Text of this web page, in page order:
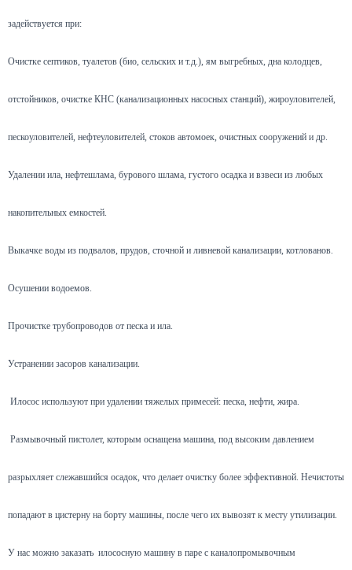
задействуется при:
Очистке септиков, туалетов (био, сельских и т.д.), ям выгребных, дна колодцев,
отстойников, очистке КНС (канализационных насосных станций), жироуловителей,
пескоуловителей, нефтеуловителей, стоков автомоек, очистных сооружений и др.
Удалении ила, нефтешлама, бурового шлама, густого осадка и взвеси из любых
накопительных емкостей.
Выкачке воды из подвалов, прудов, сточной и ливневой канализации, котлованов.
Осушении водоемов.
Прочистке трубопроводов от песка и ила.
Устранении засоров канализации.
Илосос используют при удалении тяжелых примесей: песка, нефти, жира.
Размывочный пистолет, которым оснащена машина, под высоким давлением
разрыхляет слежавшийся осадок, что делает очистку более эффективной. Нечистоты
попадают в цистерну на борту машины, после чего их вывозят к месту утилизации.
У нас можно заказать илососную машину в паре с каналопромывочным